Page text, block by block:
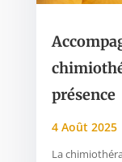
présence
4 Août 2025
La